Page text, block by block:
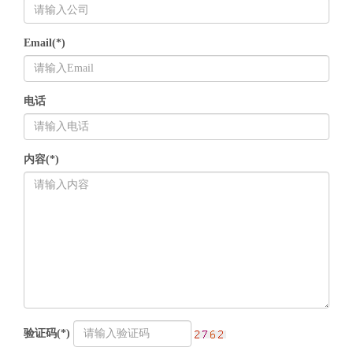
Email(*)
电话
内容(*)
验证码(*)